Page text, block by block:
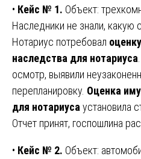
• Кейс № 1. Объект:
Наследники не знали, какую
Нотариус потребовал
наследства для нотариуса
осмотр, выявили
перепланировку. Оценка
для нотариуса установила
Отчет принят, госпошлина
• Кейс № 2. Объект: